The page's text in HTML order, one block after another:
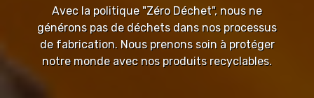
Avec la politique "Zéro Déchet", nous ne
générons pas de déchets dans nos processus
de fabrication. Nous prenons soin à protéger
notre monde avec nos produits recyclables.